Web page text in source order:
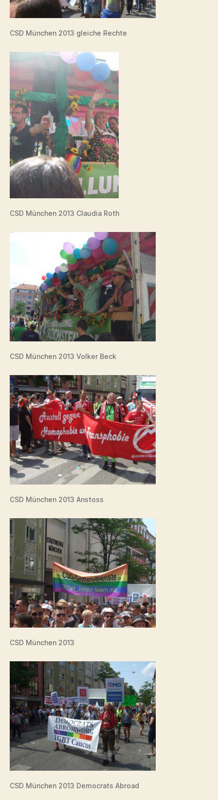
CSD München 2013 gleiche Rechte
CSD München 2013 Claudia Roth
CSD München 2013 Volker Beck
CSD München 2013 Anstoss
CSD München 2013
CSD München 2013 Democrats Abroad